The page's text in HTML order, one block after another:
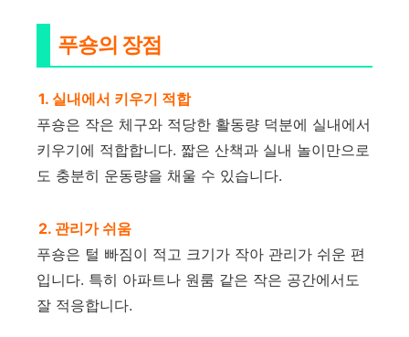
푸숑의 장점
1. 실내에서 키우기 적합
푸숑은 작은 체구와 적당한 활동량 덕분에 실내에서
키우기에 적합합니다. 짧은 산책과 실내 놀이만으로
도 충분히 운동량을 채울 수 있습니다.
2. 관리가 쉬움
푸숑은 털 빠짐이 적고 크기가 작아 관리가 쉬운 편
입니다. 특히 아파트나 원룸 같은 작은 공간에서도
잘 적응합니다.